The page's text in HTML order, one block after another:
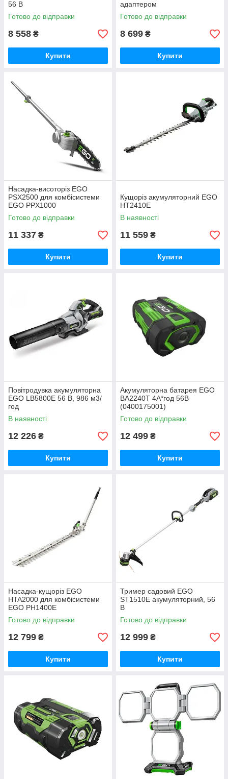
56 В
Готово до відправки
8 558 ₴
Купити
адаптером
Готово до відправки
8 699 ₴
Купити
Насадка-висоторіз EGO
PSX2500 для комбісистеми
EGO PPX1000
Готово до відправки
11 337 ₴
Купити
Кущоріз акумуляторний EGO
HT2410E
В наявності
11 559 ₴
Купити
Повітродувка акумуляторна
EGO LB5800E 56 В, 986 м3/
год
В наявності
12 226 ₴
Купити
Акумуляторна батарея EGO
BA2240T 4А*год 56В
(0400175001)
Готово до відправки
12 499 ₴
Купити
Насадка-кущоріз EGO
HTA2000 для комбісистеми
EGO PH1400E
Готово до відправки
12 799 ₴
Купити
Тример садовий EGO
ST1510E акумуляторний, 56
В
Готово до відправки
12 999 ₴
Купити